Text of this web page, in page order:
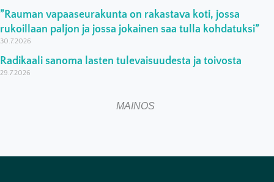
”Rauman vapaaseurakunta on rakastava koti, jossa
rukoillaan paljon ja jossa jokainen saa tulla kohdatuksi”
30.7.2026
Radikaali sanoma lasten tulevaisuudesta ja toivosta
29.7.2026
MAINOS